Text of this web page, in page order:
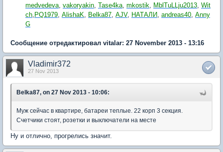
medvedeva, vakoryakin, Tase4ka, mkostik, MblTuLLju2013, Wit
ch, PQ1979, AlishaK, Belka87, AJV, НАТАЛИ, andreas40, Anny
G
Сообщение отредактировал vitalar: 27 November 2013 - 13:16
Vladimir372
27 Nov 2013
Belka87, on 27 Nov 2013 - 10:06:
Муж сейчас в квартире, батареи теплые. 22 корп 3 секция.
Счетчики стоят, розетки и выключатели на месте
Ну и отлично, прогрелись значит.